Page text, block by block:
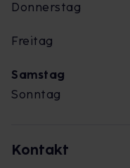
Donnerstag
Freitag
Samstag
Sonntag
Kontakt